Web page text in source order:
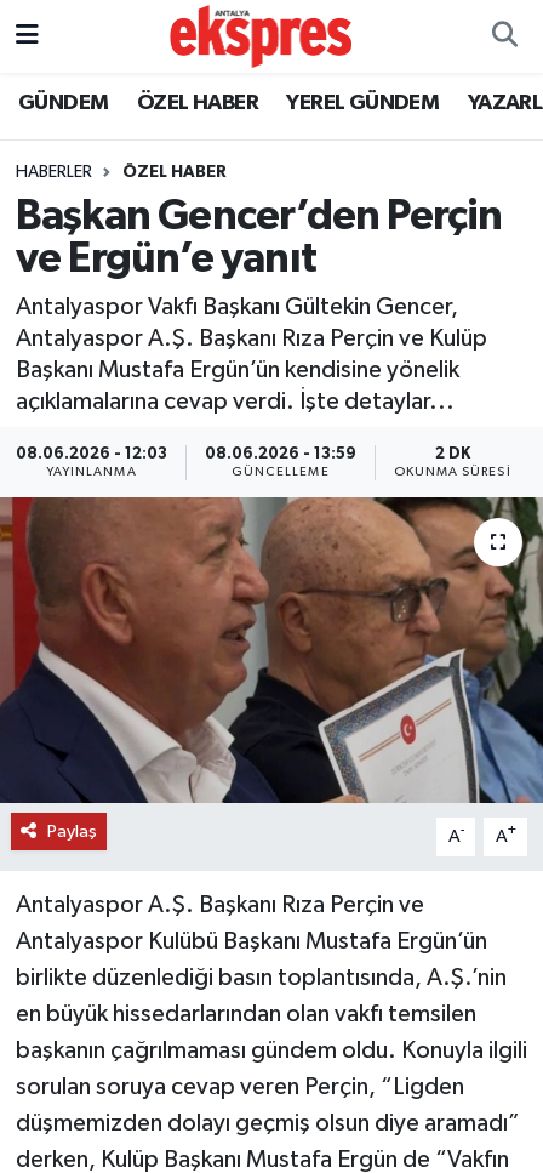
GÜNDEM ÖZEL HABER YEREL GÜNDEM
HABERLER ÖZEL HABER
Başkan Gencer’den Perçin
ve Ergün’e yanıt
Antalyaspor Vakfı Başkanı Gültekin Gencer,
Antalyaspor A.Ş. Başkanı Rıza Perçin ve Kulüp
Başkanı Mustafa Ergün’ün kendisine yönelik
açıklamalarına cevap verdi. İşte detaylar...
08.06.2026 - 12:03
YAYINLANMA
08.06.2026 - 13:59
GÜNCELLEME
2 DK
OKUNMA SÜRESI
Paylaş A- A+
Antalyaspor A.Ş. Başkanı Rıza Perçin ve
Antalyaspor Kulübü Başkanı Mustafa Ergün’ün
birlikte düzenlediği basın toplantısında, A.Ş.’nin
en büyük hissedarlarından olan vakfı temsilen
başkanın çağrılmaması gündem oldu. Konuyla ilgili
sorulan soruya cevap veren Perçin, “Ligden
düşmemizden dolayı geçmiş olsun diye aramadı”
derken, Kulüp Başkanı Mustafa Ergün de “Vakfın
ÖZEL HABER
YEREL GÜNDEM
EKONOMİ
KÜLTÜR - SANAT
SPOR
SİYASET
DÜNYA
EĞİTİM
TURİZM
RÖPORTAJ
VİDEO HABERLER
YAZARLAR
RESMİ İLAN
MAGAZİN
Nöbetçi Eczaneler
Trafik Durumu
Süper Lig Puan Durumu ve Fikstür
Tüm Manşetler
Son Dakika Haberleri
Haber Arşivi